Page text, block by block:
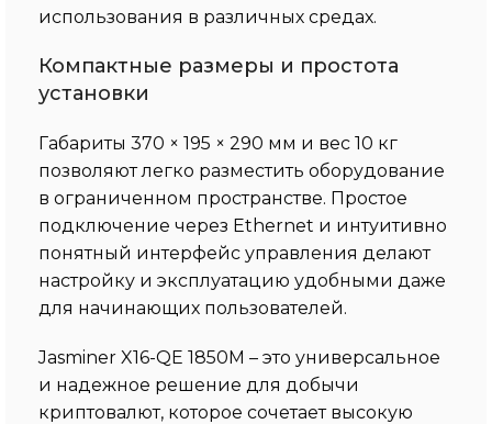
использования в различных средах.
Компактные размеры и простота
установки
Габариты 370 × 195 × 290 мм и вес 10 кг
позволяют легко разместить оборудование
в ограниченном пространстве. Простое
подключение через Ethernet и интуитивно
понятный интерфейс управления делают
настройку и эксплуатацию удобными даже
для начинающих пользователей.
Jasminer X16-QE 1850M – это универсальное
и надежное решение для добычи
криптовалют, которое сочетает высокую